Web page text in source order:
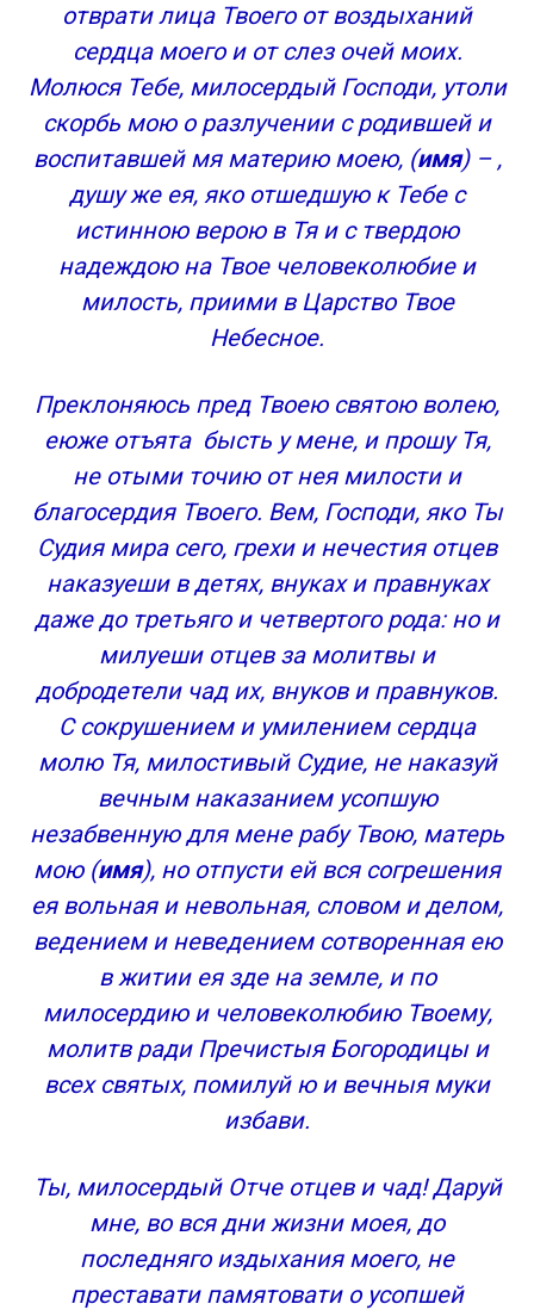
отврати лица Твоего от воздыханий
сердца моего и от слез очей моих.
Молюся Тебе, милосердый Господи, утоли
скорбь мою о разлучении с родившей и
воспитавшей мя материю моею, (имя) – ,
душу же ея, яко отшедшую к Тебе с
истинною верою в Тя и с твердою
надеждою на Твое человеколюбие и
милость, приими в Царство Твое
Небесное.
Преклоняюсь пред Твоею святою волею,
еюже отъята бысть у мене, и прошу Тя,
не отыми точию от нея милости и
благосердия Твоего. Вем, Господи, яко Ты
Судия мира сего, грехи и нечестия отцев
наказуеши в детях, внуках и правнуках
даже до третьяго и четвертого рода: но и
милуеши отцев за молитвы и
добродетели чад их, внуков и правнуков.
С сокрушением и умилением сердца
молю Тя, милостивый Судие, не наказуй
вечным наказанием усопшую
незабвенную для мене рабу Твою, матерь
мою (имя), но отпусти ей вся согрешения
ея вольная и невольная, словом и делом,
ведением и неведением сотворенная ею
в житии ея зде на земле, и по
милосердию и человеколюбию Твоему,
молитв ради Пречистыя Богородицы и
всех святых, помилуй ю и вечныя муки
избави.
Ты, милосердый Отче отцев и чад! Даруй
мне, во вся дни жизни моея, до
последняго издыхания моего, не
преставати памятовати о усопшей